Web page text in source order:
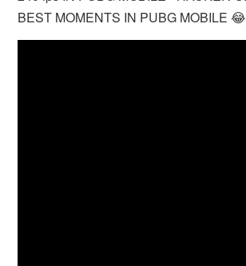
BEST MOMENTS IN PUBG MOBILE 😂